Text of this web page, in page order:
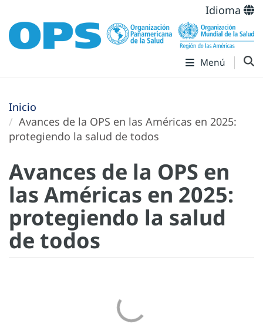
Idioma
Menú
Inicio
Avances de la OPS en las Américas en 2025:
protegiendo la salud de todos
Avances de la OPS en
las Américas en 2025:
protegiendo la salud
de todos